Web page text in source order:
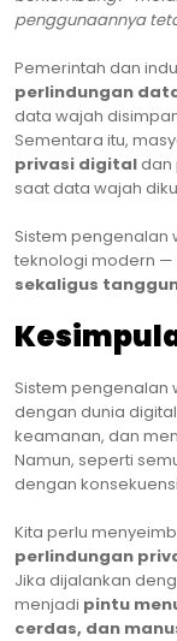
penggunaannya
Pemerintah dan
perlindungan
data wajah
Sementara itu,
privasi digitaldan
saat data wajah
Sistem pengenalan
teknologi modern —
sekaligus
Sistem pengenalan
dengan dunia
keamanan, dan
Namun, seperti
dengan
Kita perlu
perlindungan
Jika dijalankan
menjadi pintu
cerdas, dan